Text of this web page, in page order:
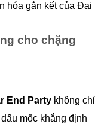
hóa gắn kết của Đại
cho chặng
End Party không chỉ
mốc khẳng định